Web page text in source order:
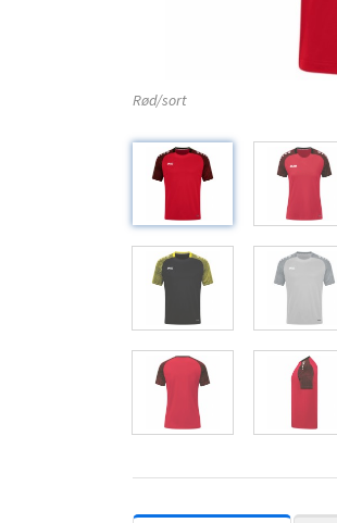
Rød/sort